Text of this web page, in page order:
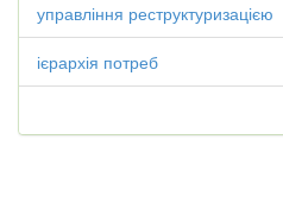
управління реструктуризацією
ієрархія потреб